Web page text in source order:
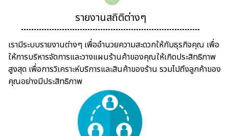
รายงานสถิติต่างๆ
เรามีระบบรายงานต่างๆ เพื่ออำนวยความสะดวกให้กับธุรกิจคุณ เพื่อ
ให้การบริหารจัดการและวางแผนร้านค้าของคุณให้เกิดประสิทธิภาพ
สูงสุด เพื่อการวิเคราะห์บริการและสินค้าของร้าน รวมไปถึงลูกค้าของ
คุณอย่างมีประสิทธิภาพ